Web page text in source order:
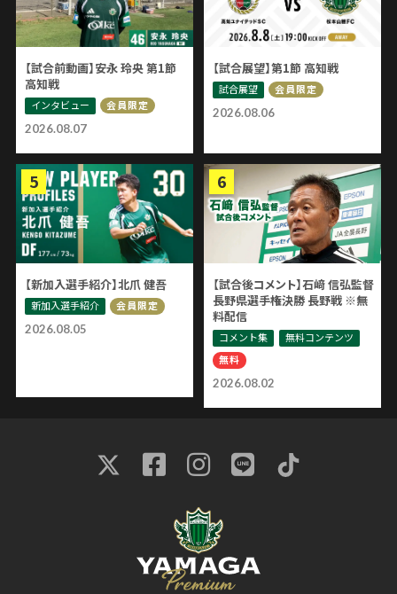
2026.08.07
【試合前動画】安永 玲央 第1節
高知戦
インタビュー 会員限定
2026.08.06
【試合展望】第1節 高知戦
試合展望 会員限定
2026.08.05
【新加入選手紹介】北爪 健吾
新加入選手紹介 会員限定
2026.08.02
【試合後コメント】石﨑 信弘監督
長野県選手権決勝 長野戦 ※無
料配信
コメント集
無料コンテンツ
無料